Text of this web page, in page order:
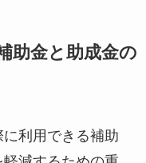
助金と助成金の
利用できる補助